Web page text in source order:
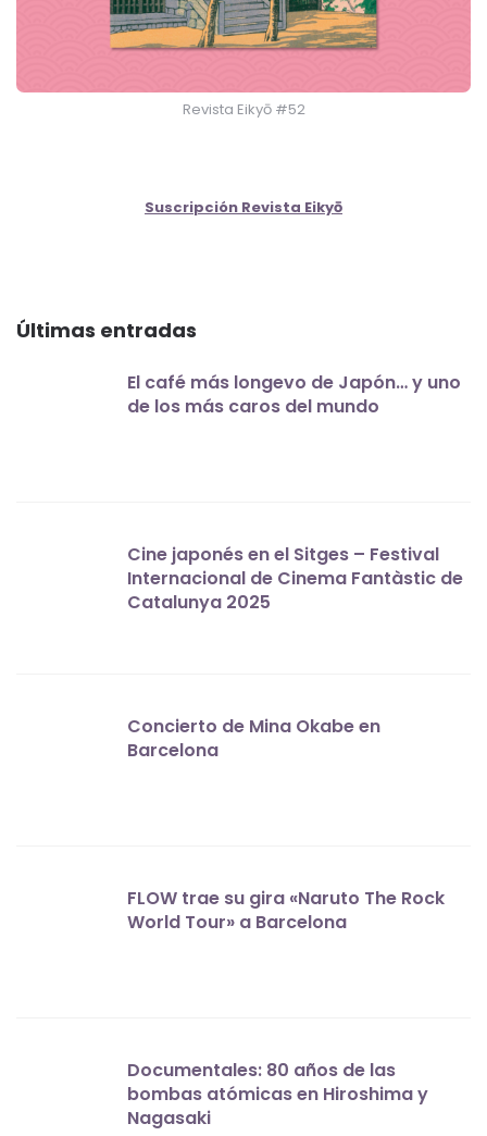
Revista Eikyō #52
Suscripción Revista Eikyō
Últimas entradas
El café más longevo de Japón… y uno
de los más caros del mundo
Cine japonés en el Sitges – Festival
Internacional de Cinema Fantàstic de
Catalunya 2025
Concierto de Mina Okabe en
Barcelona
FLOW trae su gira «Naruto The Rock
World Tour» a Barcelona
Documentales: 80 años de las
bombas atómicas en Hiroshima y
Nagasaki